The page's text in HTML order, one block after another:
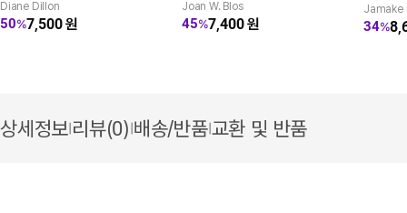
Diane Dillon
50%7,500원
Joan W. Blos
45%7,400원
Jamake
34%
상세정보|리뷰(0)|배송/반품|교환 및 반품